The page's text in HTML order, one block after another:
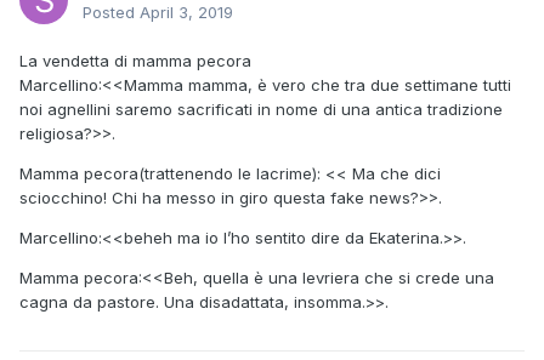
Posted April 3, 2019
La vendetta di mamma pecora
Marcellino:<<Mamma mamma, è vero che tra due settimane tutti
noi agnellini saremo sacrificati in nome di una antica tradizione
religiosa?>>.
Mamma pecora(trattenendo le lacrime): << Ma che dici
sciocchino! Chi ha messo in giro questa fake news?>>.
Marcellino:<<beheh ma io l’ho sentito dire da Ekaterina.>>.
Mamma pecora:<<Beh, quella è una levriera che si crede una
cagna da pastore. Una disadattata, insomma.>>.